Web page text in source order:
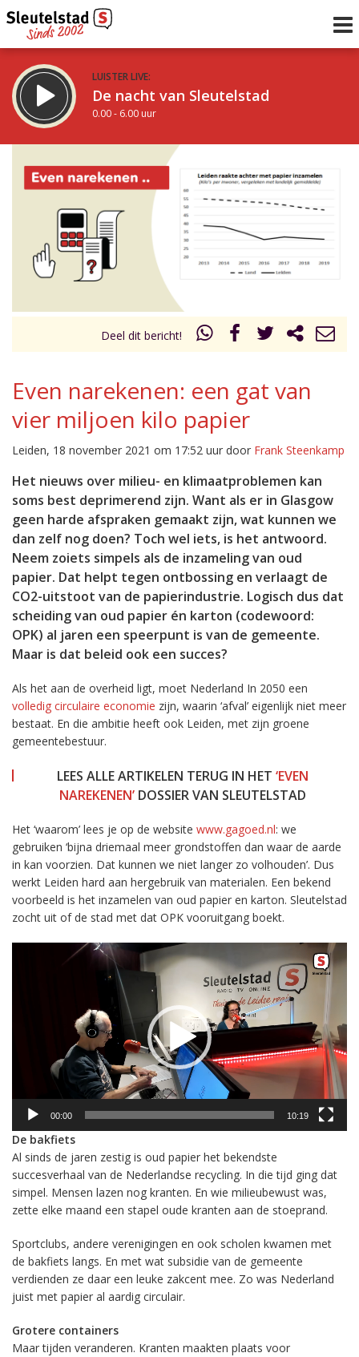
LUISTER LIVE:
De nacht van Sleutelstad
0.00 - 6.00 uur
De ochtend van Sleutelstad
6.00 - 12.00 uur
uur 1 van 0 Volgend uur
Inklappen
Deel dit bericht!
Even narekenen: een gat van
vier miljoen kilo papier
Leiden, 18 november 2021 om 17:52 uur door Frank Steenkamp
Het nieuws over milieu- en klimaatproblemen kan
soms best deprimerend zijn. Want als er in Glasgow
geen harde afspraken gemaakt zijn, wat kunnen we
dan zelf nog doen? Toch wel iets, is het antwoord.
Neem zoiets simpels als de inzameling van oud
papier. Dat helpt tegen ontbossing en verlaagt de
CO2-uitstoot van de papierindustrie. Logisch dus dat
scheiding van oud papier én karton (codewoord:
OPK) al jaren een speerpunt is van de gemeente.
Maar is dat beleid ook een succes?
Als het aan de overheid ligt, moet Nederland In 2050 een
volledig circulaire economie zijn, waarin ‘afval’ eigenlijk niet meer
bestaat. En die ambitie heeft ook Leiden, met zijn groene
gemeentebestuur.
LEES ALLE ARTIKELEN TERUG IN HET ‘EVEN
NAREKENEN’DOSSIER VAN SLEUTELSTAD
Het ‘waarom’ lees je op de website www.gagoed.nl: we
gebruiken ‘bijna driemaal meer grondstoffen dan waar de aarde
in kan voorzien. Dat kunnen we niet langer zo volhouden’. Dus
werkt Leiden hard aan hergebruik van materialen. Een bekend
voorbeeld is het inzamelen van oud papier en karton. Sleutelstad
zocht uit of de stad met dat OPK vooruitgang boekt.
00:00 10:19
De bakfiets
Al sinds de jaren zestig is oud papier het bekendste
succesverhaal van de Nederlandse recycling. In die tijd ging dat
simpel. Mensen lazen nog kranten. En wie milieubewust was,
zette elke maand een stapel oude kranten aan de stoeprand.
Sportclubs, andere verenigingen en ook scholen kwamen met
de bakfiets langs. En met wat subsidie van de gemeente
verdienden ze daar een leuke zakcent mee. Zo was Nederland
juist met papier al aardig circulair.
Grotere containers
Maar tijden veranderen. Kranten maakten plaats voor